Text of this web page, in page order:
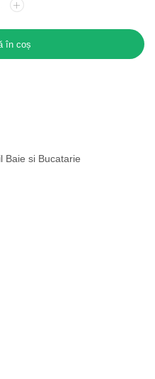
în coș
Baie si Bucatarie